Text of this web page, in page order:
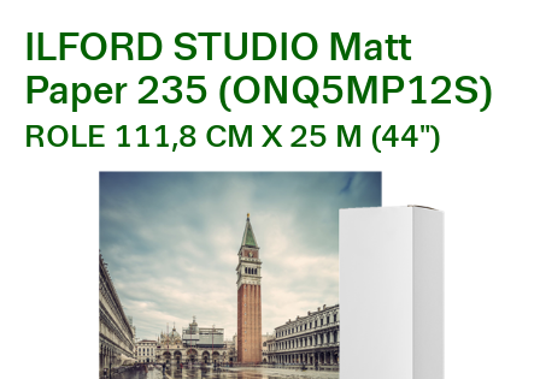
ILFORD STUDIO Matt
Paper 235 (ONQ5MP12S)
ROLE 111,8 CM X 25 M (44")